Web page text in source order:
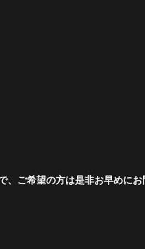
、ご希望の方は是非お早めに